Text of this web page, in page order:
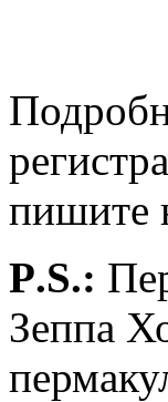
пишите
P.S.:
Зеппа